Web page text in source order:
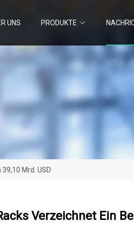
UNS PRODUKTE
Mrd. USD
Verzeichnet Ein